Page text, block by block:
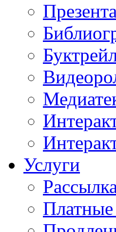
Услуги
Платные